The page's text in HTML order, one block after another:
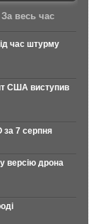
За весь час
час штурму
США виступив
за 7 серпня
версію дрона